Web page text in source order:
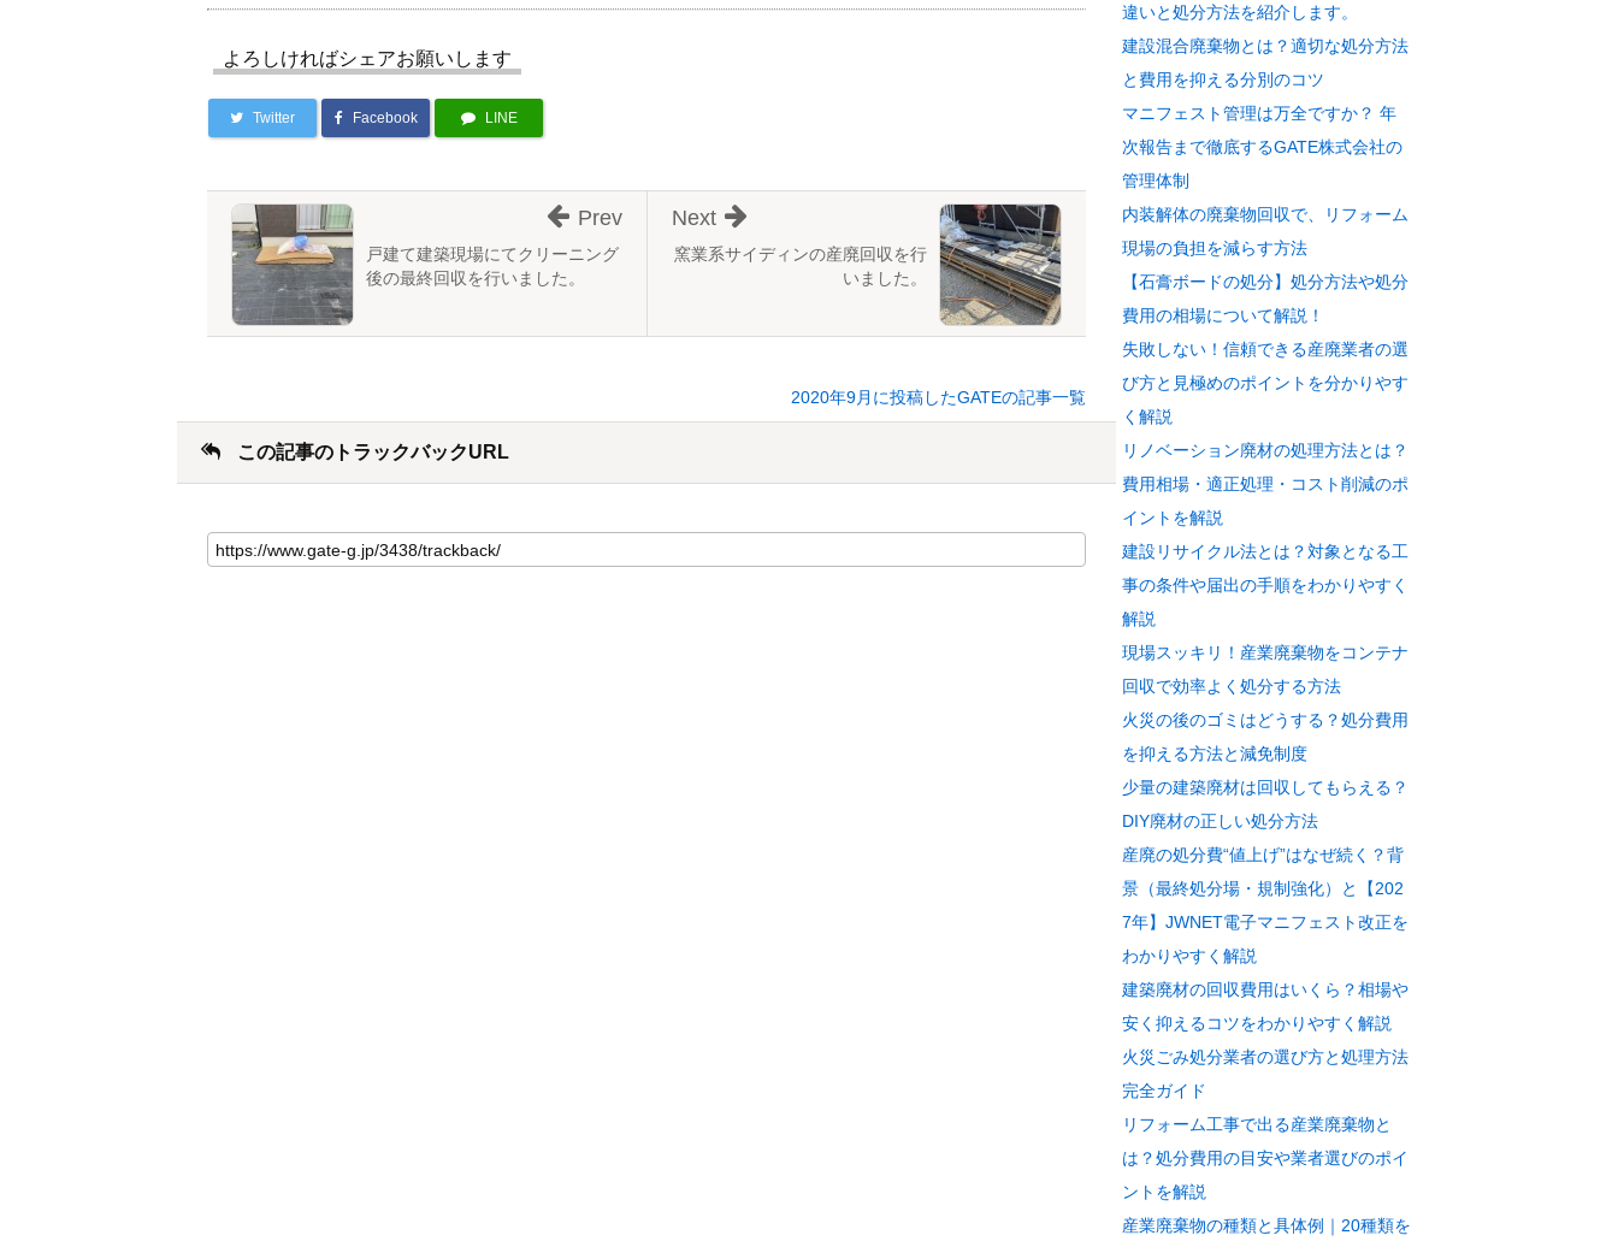
よろしければシェアお願いします
Twitter Facebook LINE
窯業系サイディンの産廃回収を行
いました。
Next
戸建て建築現場にてクリーニング
後の最終回収を行いました。
Prev
2020年9月に投稿したGATEの記事一覧
この記事のトラックバックURL
の
記
違いと処分方法を紹介します。
建設混合廃棄物とは？適切な処分方法
と費用を抑える分別のコツ
マニフェスト管理は万全ですか？ 年
次報告まで徹底するGATE株式会社の
管理体制
内装解体の廃棄物回収で、リフォーム
現場の負担を減らす方法
【石膏ボードの処分】処分方法や処分
費用の相場について解説！
失敗しない！信頼できる産廃業者の選
び方と見極めのポイントを分かりやす
く解説
リノベーション廃材の処理方法とは？
費用相場・適正処理・コスト削減のポ
イントを解説
建設リサイクル法とは？対象となる工
事の条件や届出の手順をわかりやすく
解説
現場スッキリ！産業廃棄物をコンテナ
回収で効率よく処分する方法
火災の後のゴミはどうする？処分費用
を抑える方法と減免制度
少量の建築廃材は回収してもらえる？
DIY廃材の正しい処分方法
産廃の処分費“値上げ”はなぜ続く？背
景（最終処分場・規制強化）と【202
7年】JWNET電子マニフェスト改正を
わかりやすく解説
建築廃材の回収費用はいくら？相場や
安く抑えるコツをわかりやすく解説
火災ごみ処分業者の選び方と処理方法
完全ガイド
リフォーム工事で出る産業廃棄物と
は？処分費用の目安や業者選びのポイ
ントを解説
産業廃棄物の種類と具体例｜20種類を